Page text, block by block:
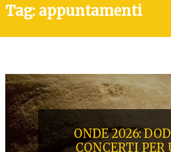
Tag: appuntamenti
ONDE 2026:
CONCERTI PER